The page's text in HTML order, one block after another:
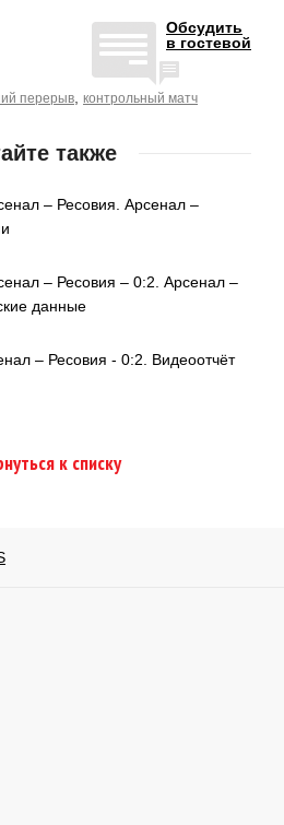
Обсудить
в гостевой
перерыв контрольный матч
также
– Ресовия. Арсенал –
– Ресовия – 0:2. Арсенал –
данные
– Ресовия - 0:2. Видеоотчёт
к списку